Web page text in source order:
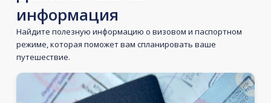
информация
Найдите полезную информацию о визовом и паспортном
режиме, которая поможет вам спланировать ваше
путешествие.